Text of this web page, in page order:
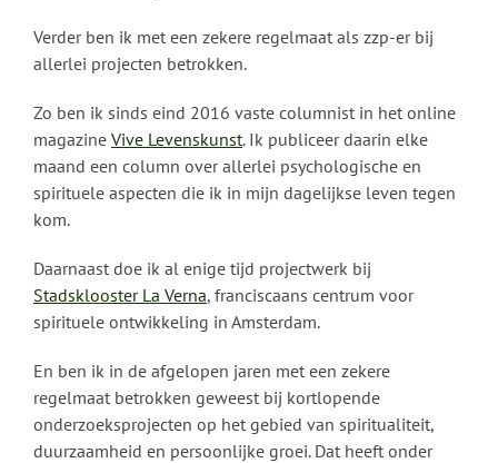
Verder ben ik met een zekere regelmaat als zzp-er bij
allerlei projecten betrokken.
Zo ben ik sinds eind 2016 vaste columnist in het online
magazine Vive Levenskunst. Ik publiceer daarin elke
maand een column over allerlei psychologische en
spirituele aspecten die ik in mijn dagelijkse leven tegen
kom.
Daarnaast doe ik al enige tijd projectwerk bij
Stadsklooster La Verna, franciscaans centrum voor
spirituele ontwikkeling in Amsterdam.
En ben ik in de afgelopen jaren met een zekere
regelmaat betrokken geweest bij kortlopende
onderzoeksprojecten op het gebied van spiritualiteit,
duurzaamheid en persoonlijke groei. Dat heeft onder